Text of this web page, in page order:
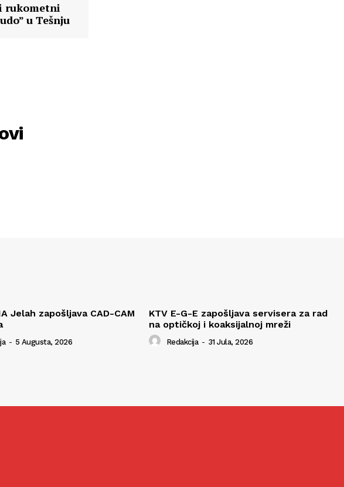
rukometni
u Tešnju
Jelah zapošljava CAD-CAM
- 5 Augusta, 2026
KTV E-G-E zapošljava servisera za rad
na optičkoj i koaksijalnoj mreži
Redakcija - 31 Jula, 2026